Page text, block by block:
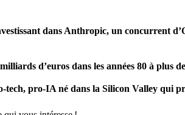
dans Anthropic, un concurrent
d’euros dans les années 80 à plus
tech, pro-IA né dans la Silicon Valley qui